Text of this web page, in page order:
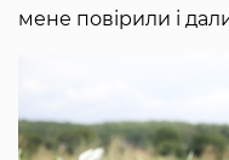
мене повірили і